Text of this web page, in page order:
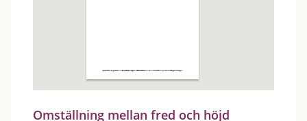
Omställning mellan fred och höjd